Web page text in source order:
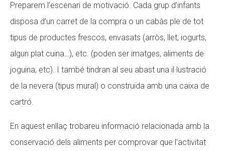
Preparem l’escenari de motivació. Cada grup d’infants
disposa d’un carret de la compra o un cabàs ple de tot
tipus de productes frescos, envasats (arròs, llet, iogurts,
algun plat cuina…), etc. (poden ser imatges, aliments de
joguina, etc). I també tindran al seu abast una il·lustració
de la nevera (tipus mural) o construïda amb una caixa de
cartró.
En aquest enllaç trobareu informació relacionada amb la
conservació dels aliments per comprovar que l’activitat